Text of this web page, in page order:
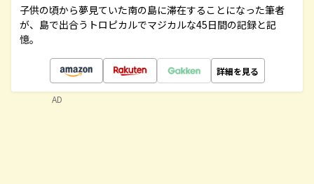
子供の頃から夢見ていた南の島に滞在することになった筆者
が、島で出合うトロピカルでマジカルな45日間の記録と記
憶。
詳細を見る
AD